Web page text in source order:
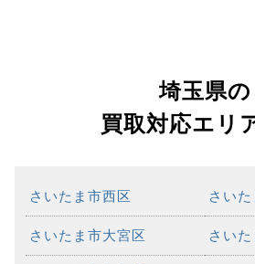
埼玉県の
買取対応エリ
さいたま市西区 さい
さいたま市大宮区 さい